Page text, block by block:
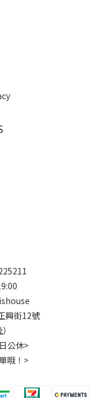
興街12號
公休>
哦！>